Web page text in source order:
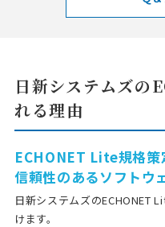
日新システムズ
れる理由
ECHONET Lite規格策
信頼性のあるソフトウ
日新システムズのECHONET
けます。